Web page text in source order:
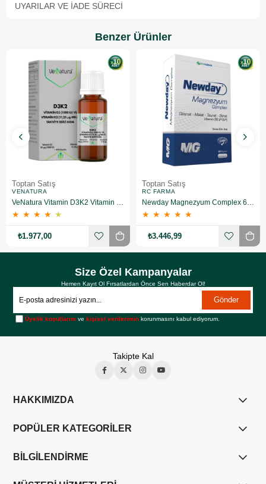
UYARILAR VE İADE SÜRECI
Benzer Ürünler
Toptan Satış
VENATURA
★ ★ ★ ★ ★
₺1.977,00
Toptan Satış
RC FARMA
★ ★ ★ ★ ★
₺3.446,99
Size Özel Kampanyalar
Hemen Kayıt Ol Fırsatlardan Önce Sen Haberdar Ol!
Gönder
Üyelik koşullarını vekişisel verilerimin korunmasını kabul ediyorum.
Takipte Kal
HAKKIMIZDA
POPÜLER KATEGORİLER
BİLGİLENDİRME